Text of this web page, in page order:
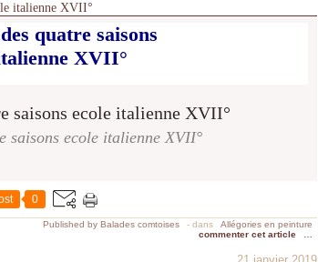
italienne XVII°
quatre saisons
XVII°
saisons ecole italienne XVII°
0
Published by Balades comtoises - dans
Allégories en peinture
commenter cet article